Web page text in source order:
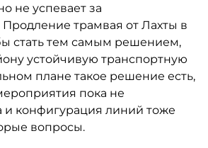
не успевает за
Продление трамвая от Лахты в
стать тем самым решением,
устойчивую транспортную
плане такое решение есть,
пока не
и конфигурация линий тоже
вопросы.